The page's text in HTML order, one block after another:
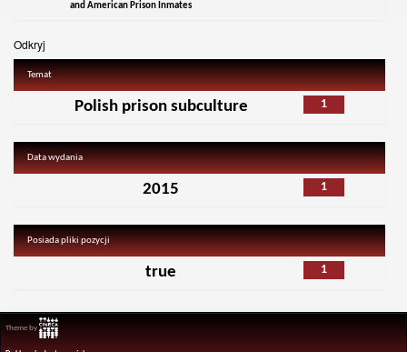
and American Prison Inmates
Odkryj
Temat
1
Polish prison subculture
Data wydania
1
2015
Posiada pliki pozycji
1
true
Theme by